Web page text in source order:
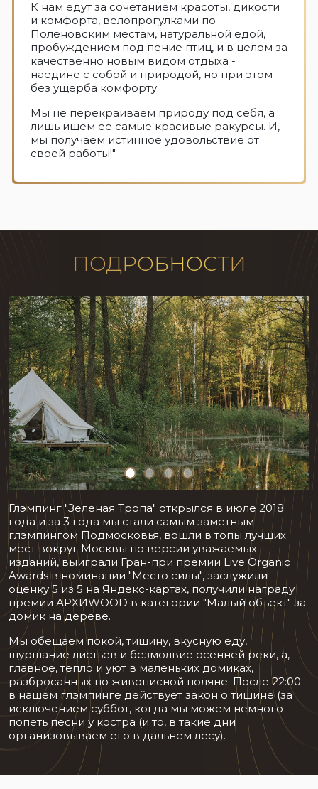
К нам едут за сочетанием красоты, дикости
и комфорта, велопрогулками по
Поленовским местам, натуральной едой,
пробуждением под пение птиц, и в целом за
качественно новым видом отдыха -
наедине с собой и природой, но при этом
без ущерба комфорту.
Мы не перекраиваем природу под себя, а
лишь ищем ее самые красивые ракурсы. И,
мы получаем истинное удовольствие от
своей работы!"
ПОДРОБНОСТИ
Глэмпинг "Зеленая Тропа" открылся в июле 2018
года и за 3 года мы стали самым заметным
глэмпингом Подмосковья, вошли в топы лучших
мест вокруг Москвы по версии уважаемых
изданий, выиграли Гран-при премии Live Organic
Awards в номинации "Место силы", заслужили
оценку 5 из 5 на Яндекс-картах, получили награду
премии АРХИWOOD в категории "Малый объект" за
домик на дереве.
Мы обещаем покой, тишину, вкусную еду,
шуршание листьев и безмолвие осенней реки, а,
главное, тепло и уют в маленьких домиках,
разбросанных по живописной поляне. После 22:00
в нашем глэмпинге действует закон о тишине (за
исключением суббот, когда мы можем немного
попеть песни у костра (и то, в такие дни
организовываем его в дальнем лесу).